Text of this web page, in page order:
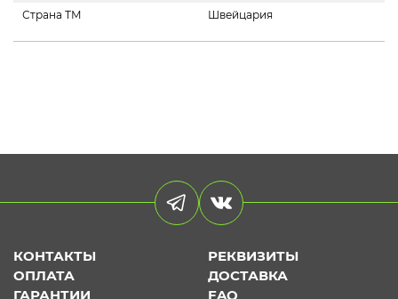
Страна ТМ
Швейцария
КОНТАКТЫ
РЕКВИЗИТЫ
ОПЛАТА
ДОСТАВКА
ГАРАНТИИ
FAQ